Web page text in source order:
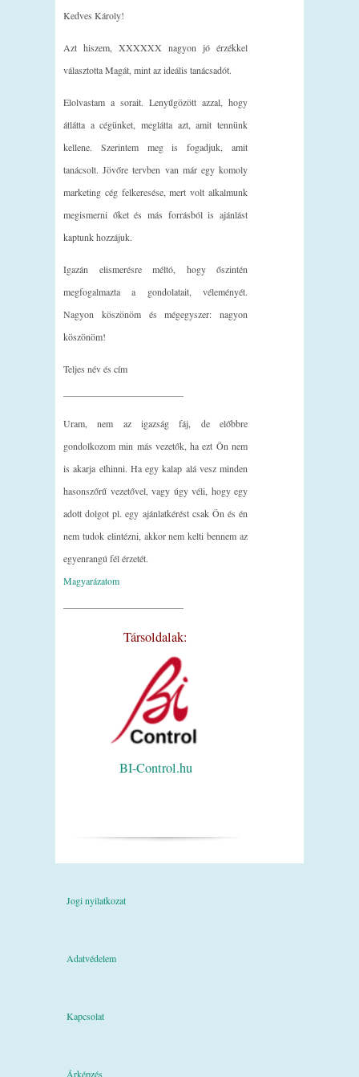
Kedves Károly!
Azt hiszem, XXXXXX nagyon jó érzékkel
választotta Magát, mint az ideális tanácsadót.
Elolvastam a sorait. Lenyűgözött azzal, hogy
átlátta a cégünket, meglátta azt, amit tennünk
kellene. Szerintem meg is fogadjuk, amit
tanácsolt. Jövőre tervben van már egy komoly
marketing cég felkeresése, mert volt alkalmunk
megismerni őket és más forrásból is ajánlást
kaptunk hozzájuk.
Igazán elismerésre méltó, hogy őszintén
megfogalmazta a gondolatait, véleményét.
Nagyon köszönöm és mégegyszer: nagyon
köszönöm!
Teljes név és cím
Uram, nem az igazság fáj, de előbbre
gondolkozom min más vezetők, ha ezt Ön nem
is akarja elhinni. Ha egy kalap alá vesz minden
hasonszőrű vezetővel, vagy úgy véli, hogy egy
adott dolgot pl. egy ajánlatkérést csak Ön és én
nem tudok elintézni, akkor nem kelti bennem az
egyenrangú fél érzetét.
Magyarázatom
Társoldalak:
BI-Control.hu
Jogi nyilatkozat
Adatvédelem
Kapcsolat
Árképzés